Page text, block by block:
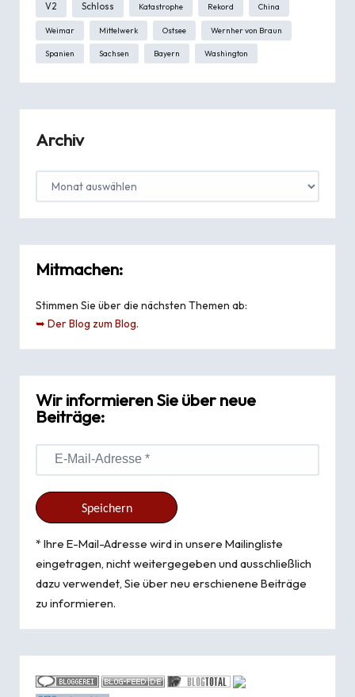
V2 Schloss Katastrophe Rekord China
Weimar Mittelwerk Ostsee Wernher von Braun
Spanien Sachsen Bayern Washington
Archiv
Mitmachen:
Stimmen Sie über die nächsten Themen ab:
➥ Der Blog zum Blog.
Wir informieren Sie über neue
Beiträge:
* Ihre E-Mail-Adresse wird in unsere Mailingliste
eingetragen, nicht weitergegeben und ausschließlich
dazu verwendet, Sie über neu erschienene Beiträge
zu informieren.